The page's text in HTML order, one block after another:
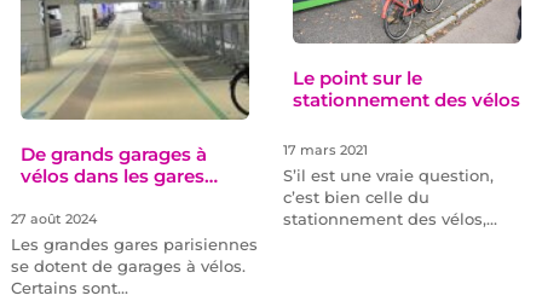
De grands garages à
vélos dans les gares…
27 août 2024
Les grandes gares parisiennes
se dotent de garages à vélos.
Certains sont…
Le point sur le
stationnement des vélos
17 mars 2021
S’il est une vraie question,
c’est bien celle du
stationnement des vélos,…